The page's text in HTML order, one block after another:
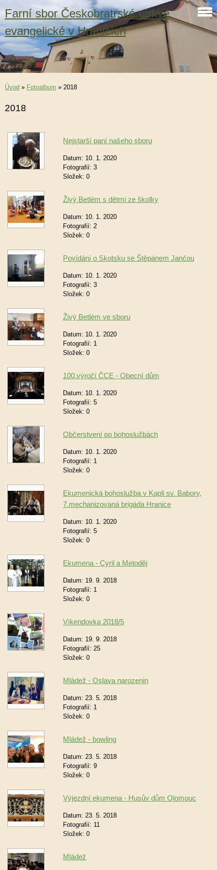
Farní sbor Českobratrské církve
evangelické v Hranicích
Úvod » Fotoalbum » 2018
2018
Nejstarší paní našeho sboru
Datum: 10. 1. 2020
Fotografií: 3
Složek: 0
Živý Betlém s dětmi ze školky
Datum: 10. 1. 2020
Fotografií: 2
Složek: 0
Povídání o Skotsku se Štěpánem Jančou
Datum: 10. 1. 2020
Fotografií: 3
Složek: 0
Živý Betlém ve sboru
Datum: 10. 1. 2020
Fotografií: 1
Složek: 0
100.výročí ČCE - Obecní dům
Datum: 10. 1. 2020
Fotografií: 5
Složek: 0
Občerstvení po bohoslužbách
Datum: 10. 1. 2020
Fotografií: 1
Složek: 0
Ekumenická bohoslužba v Kapli sv. Babory,
7.mechanizovaná brigáda Hranice
Datum: 10. 1. 2020
Fotografií: 5
Složek: 0
Ekumena - Cyril a Metoděj
Datum: 19. 9. 2018
Fotografií: 1
Složek: 0
Víkendovka 2018/5
Datum: 19. 9. 2018
Fotografií: 25
Složek: 0
Mládež - Oslava narozenin
Datum: 23. 5. 2018
Fotografií: 1
Složek: 0
Mládež - bowling
Datum: 23. 5. 2018
Fotografií: 9
Složek: 0
Výjezdní ekumena - Husův dům Olomouc
Datum: 23. 5. 2018
Fotografií: 11
Složek: 0
Mládež